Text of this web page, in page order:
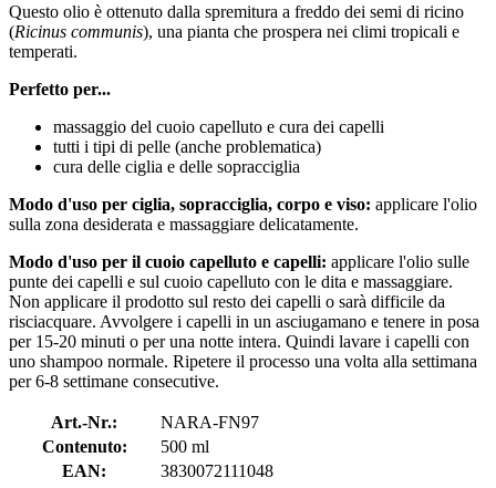
Questo olio è ottenuto dalla spremitura a freddo dei semi di ricino
(Ricinus communis), una pianta che prospera nei climi tropicali e
temperati.
Perfetto per...
massaggio del cuoio capelluto e cura dei capelli
tutti i tipi di pelle (anche problematica)
cura delle ciglia e delle sopracciglia
Modo d'uso per ciglia, sopracciglia, corpo e viso: applicare l'olio
sulla zona desiderata e massaggiare delicatamente.
Modo d'uso per il cuoio capelluto e capelli: applicare l'olio sulle
punte dei capelli e sul cuoio capelluto con le dita e massaggiare.
Non applicare il prodotto sul resto dei capelli o sarà difficile da
risciacquare. Avvolgere i capelli in un asciugamano e tenere in posa
per 15-20 minuti o per una notte intera. Quindi lavare i capelli con
uno shampoo normale. Ripetere il processo una volta alla settimana
per 6-8 settimane consecutive.
Art.-Nr.:
NARA-FN97
Contenuto:
500 ml
EAN:
3830072111048